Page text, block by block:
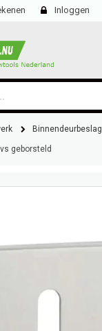
Inloggen
Binnendeurbeslag
geborsteld